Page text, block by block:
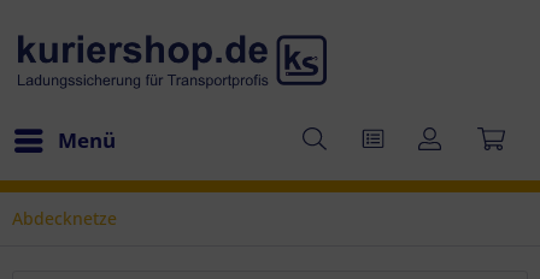
Menü
Abdecknetze